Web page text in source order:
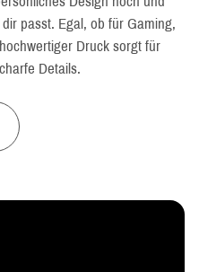
passt. Egal, ob für Gaming,
Druck sorgt für
Details.